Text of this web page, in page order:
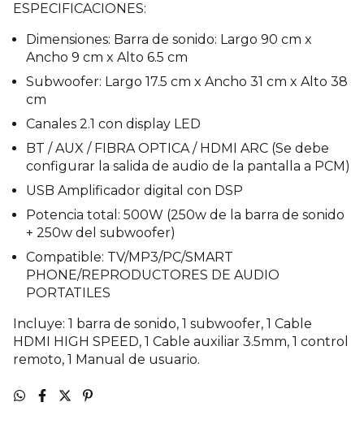
ESPECIFICACIONES:
Dimensiones: Barra de sonido: Largo 90 cm x
Ancho 9 cm x Alto 6.5 cm
Subwoofer: Largo 17.5 cm x Ancho 31 cm x Alto 38
cm
Canales 2.1 con display LED
BT / AUX / FIBRA OPTICA / HDMI ARC (Se debe
configurar la salida de audio de la pantalla a PCM)
USB Amplificador digital con DSP
Potencia total: 500W (250w de la barra de sonido
+ 250w del subwoofer)
Compatible: TV/MP3/PC/SMART
PHONE/REPRODUCTORES DE AUDIO
PORTATILES
Incluye: 1 barra de sonido, 1 subwoofer, 1 Cable
HDMI HIGH SPEED, 1 Cable auxiliar 3.5mm, 1 control
remoto, 1 Manual de usuario.